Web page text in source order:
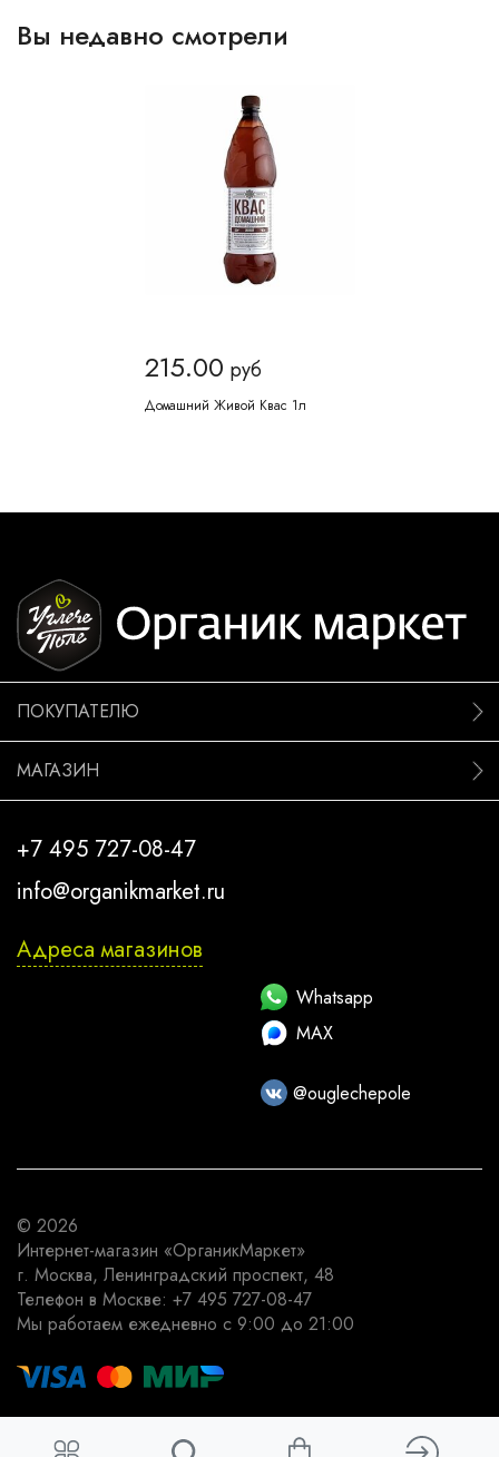
Вы недавно смотрели
215.00 руб
Домашний Живой Квас 1л
ПОКУПАТЕЛЮ
МАГАЗИН
+7 495 727-08-47
info@organikmarket.ru
Адреса магазинов
Whatsapp
MAX
@ouglechepole
© 2026
Интернет-магазин «ОрганикМаркет»
г. Москва, Ленинградский проспект, 48
Телефон в Москве: +7 495 727-08-47
Мы работаем ежедневно с 9:00 до 21:00